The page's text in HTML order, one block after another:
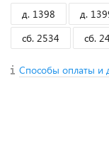
д. 1398 д.
сб. 2534
сб.
Способы оплаты и